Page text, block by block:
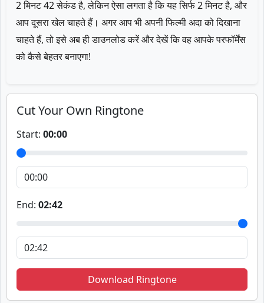
2 मिनट 42 सेकंड है, लेकिन ऐसा लगता है कि यह सिर्फ 2 मिनट है, और
आप दूसरा खेल चाहते हैं। अगर आप भी अपनी फिल्मी अदा को दिखाना
चाहते हैं, तो इसे अब ही डाउनलोड करें और देखें कि वह आपके परफॉर्मेंस
को कैसे बेहतर बनाएगा!
Cut Your Own Ringtone
Start: 00:00
End: 02:42
Download Ringtone